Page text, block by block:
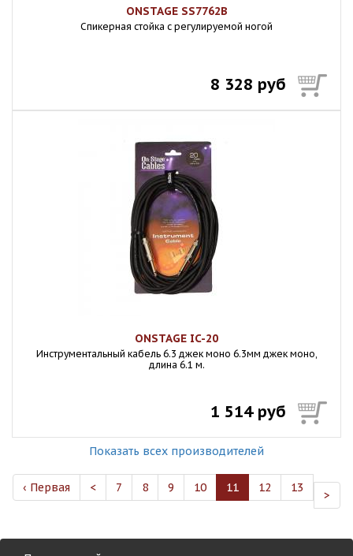
ONSTAGE SS7762B
Спикерная стойка с регулируемой ногой
8 328 руб
ONSTAGE IC-20
Инструментальный кабель 6.3 джек моно 6.3мм джек моно,
длина 6.1 м.
1 514 руб
Показать всех производителей
‹ Первая < 7 8 9 10 11 12 13
>